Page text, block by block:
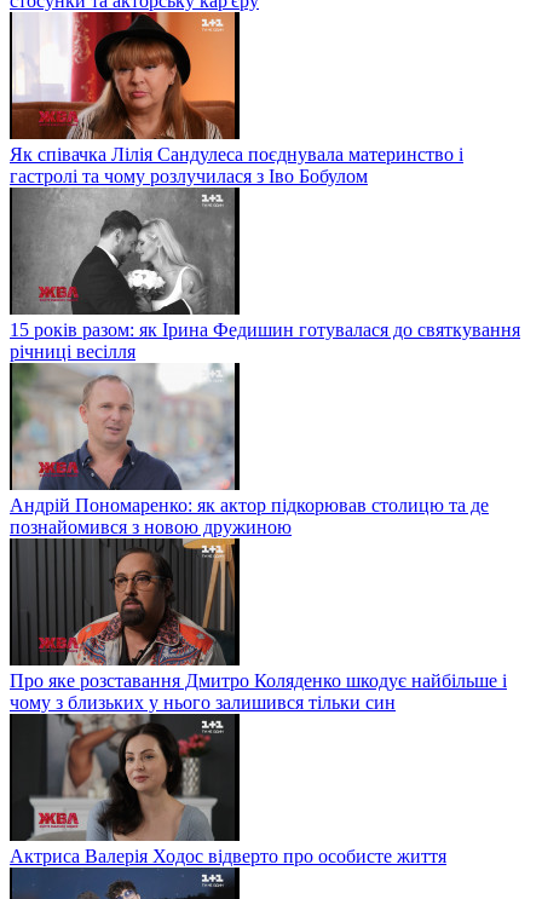
Як співачка Лілія Сандулеса поєднувала материнство і
гастролі та чому розлучилася з Іво Бобулом
15 років разом: як Ірина Федишин готувалася до святкування
річниці весілля
Андрій Пономаренко: як актор підкорював столицю та де
познайомився з новою дружиною
Про яке розставання Дмитро Коляденко шкодує найбільше і
чому з близьких у нього залишився тільки син
Актриса Валерія Ходос відверто про особисте життя